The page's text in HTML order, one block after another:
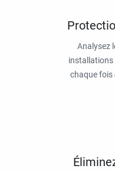
Analysez
installations
chaque fois